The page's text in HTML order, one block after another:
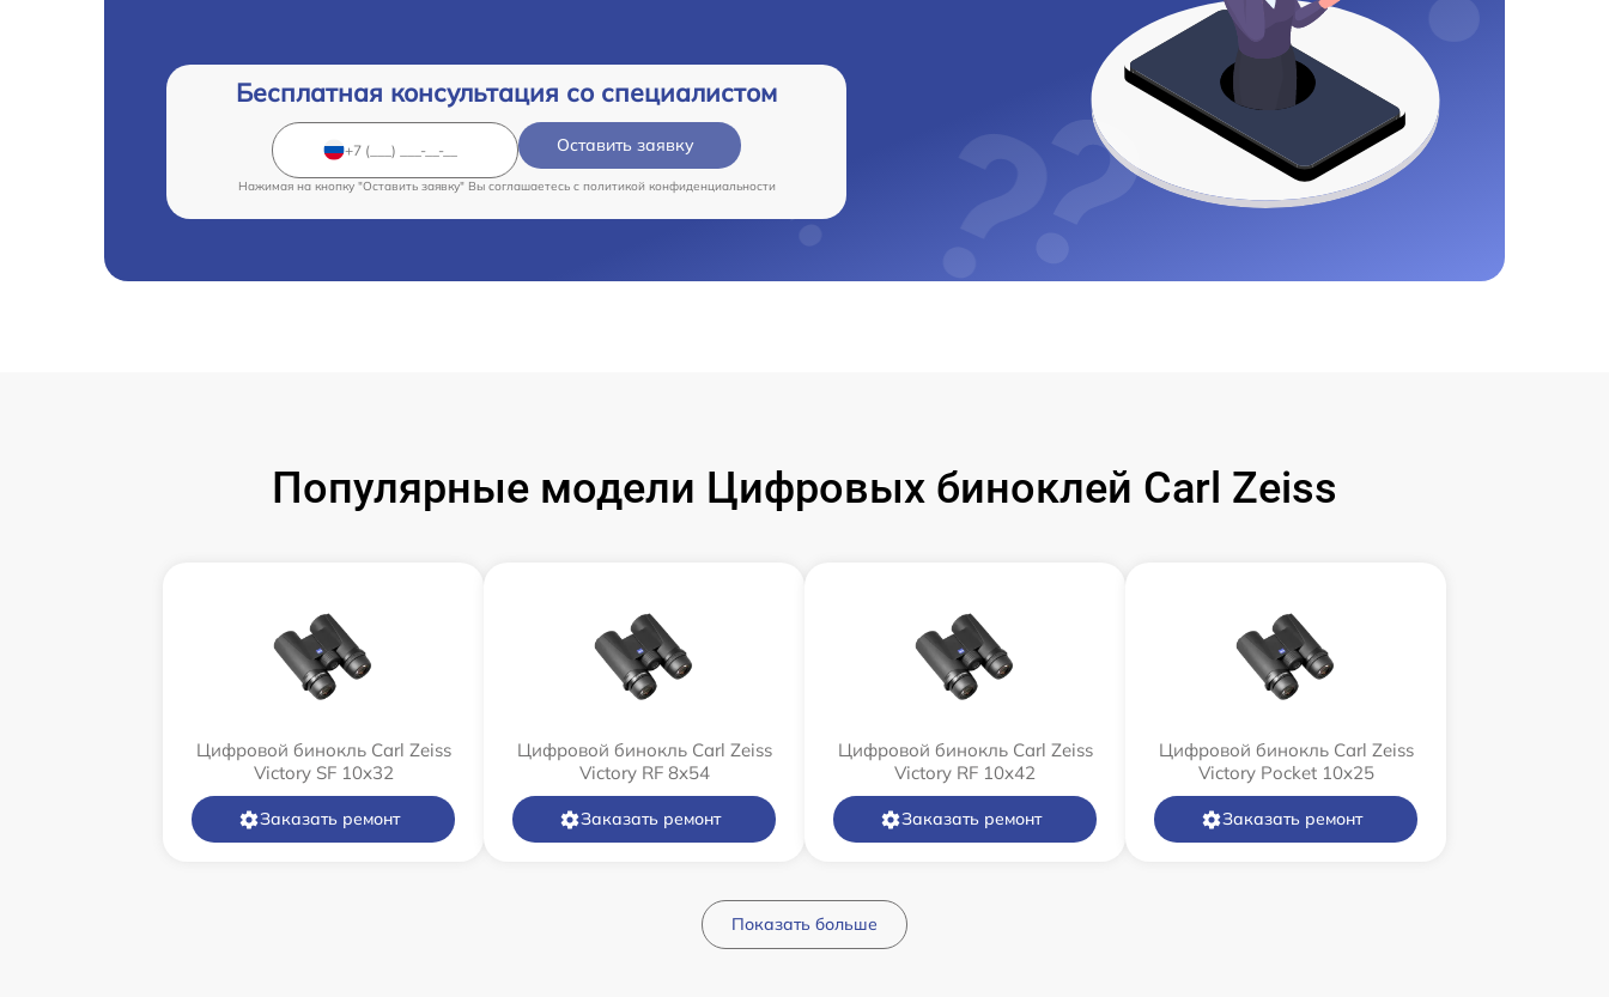
Бесплатная консультация со специалистом
Оставить заявку
Нажимая на кнопку "Оставить заявку" Вы соглашаетесь c политикой конфиденциальности
Популярные модели Цифровых биноклей Carl Zeiss
Цифровой бинокль Carl Zeiss
Victory SF 10x32
Заказать ремонт
Цифровой бинокль Carl Zeiss
Victory RF 8x54
Заказать ремонт
Цифровой бинокль Carl Zeiss
Victory RF 10x42
Заказать ремонт
Цифровой бинокль Carl Zeiss
Victory Pocket 10x25
Заказать ремонт
Показать больше